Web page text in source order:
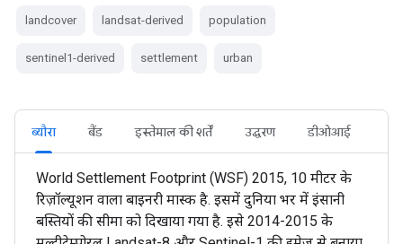
landcover landsat-derived population
sentinel1-derived settlement urban
ब्यौरा बैंड इस्तेमाल की शर्तें उद्धरण डीओआई
World Settlement Footprint (WSF) 2015, 10 मीटर के
रिज़ॉल्यूशन वाला बाइनरी मास्क है. इसमें दुनिया भर में इंसानी
बस्तियों की सीमा को दिखाया गया है. इसे 2014-2015 के